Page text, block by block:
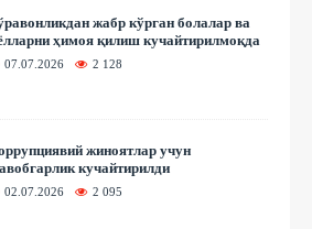
жабр кўрган болалар ва
ҳимоя қилиш кучайтирилмоқда
07.07.2026 2 128
жиноятлар учун
кучайтирилди
02.07.2026 2 095